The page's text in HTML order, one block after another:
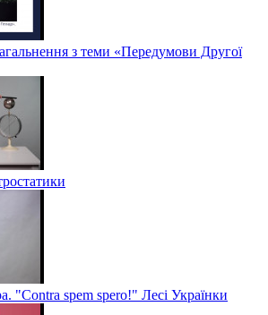
з теми «Передумови Другої
"Contra spem spero!" Лесі Українки